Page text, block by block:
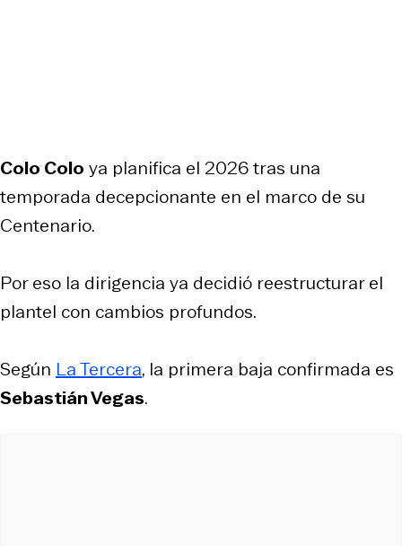
Colo Colo ya planifica el 2026 tras una
temporada decepcionante en el marco de su
Centenario.
Por eso la dirigencia ya decidió reestructurar el
plantel con cambios profundos.
Según La Tercera, la primera baja confirmada es
Sebastián Vegas.